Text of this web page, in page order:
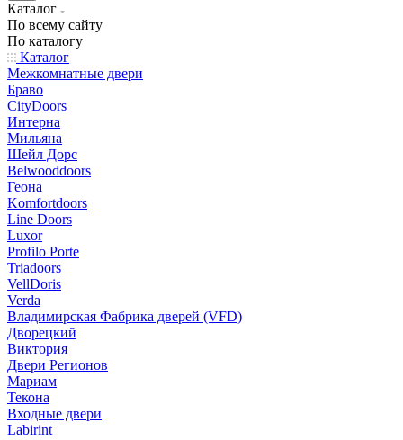
Каталог
По всему сайту
По каталогу
Каталог
Межкомнатные двери
Браво
CityDoors
Интерна
Мильяна
Шейл Дорс
Belwooddoors
Геона
Komfortdoors
Line Doors
Luxor
Profilo Porte
Triadoors
VellDoris
Verda
Владимирская Фабрика дверей (VFD)
Дворецкий
Виктория
Двери Регионов
Мариам
Текона
Входные двери
Labirint